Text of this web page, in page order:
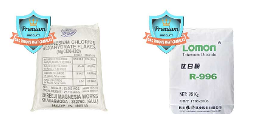
Magie Clorua – MGCL2 Dạng
Vảy Shreeji Magnesia Works
Ấn Độ India
Oxit Titan KA100 – Tio2 Trung